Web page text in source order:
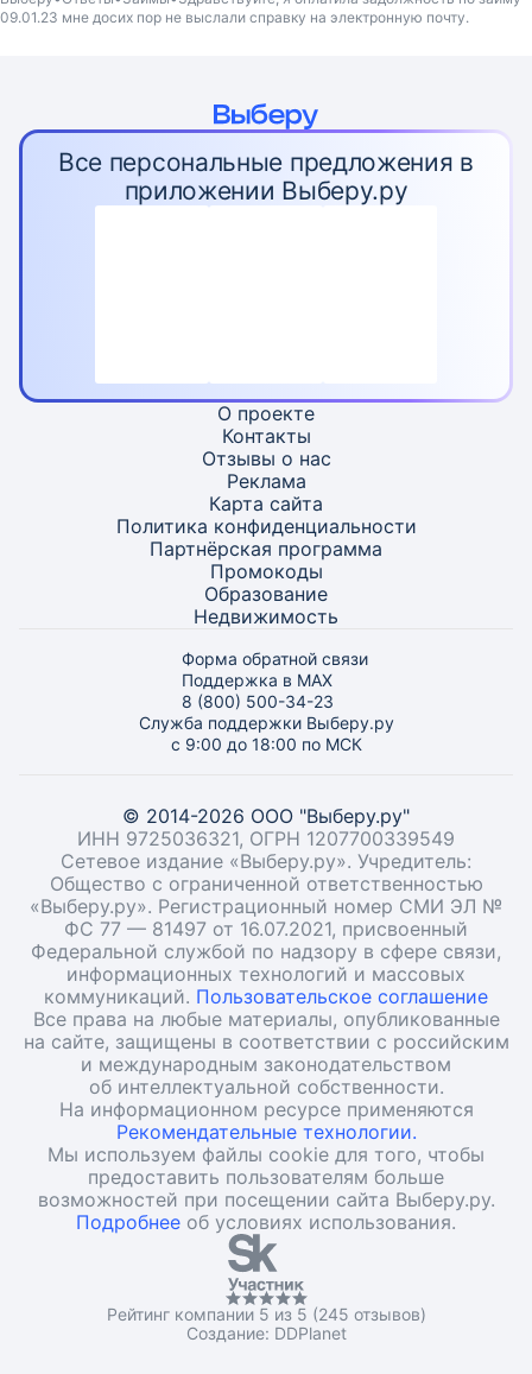
09.01.23 мне досих пор не выслали справку на электронную почту.
Все персональные предложения в
приложении Выберу.ру
О проекте
Контакты
Отзывы о нас
Реклама
Карта сайта
Политика конфиденциальности
Партнёрская программа
Промокоды
Образование
Недвижимость
Форма обратной связи
Поддержка в MAX
8 (800) 500-34-23
Служба поддержки Выберу.ру
с 9:00 до 18:00 по МСК
© 2014-2026 ООО "Выберу.ру"
ИНН 9725036321, ОГРН 1207700339549
Сетевое издание «Выберу.ру». Учредитель:
Общество с ограниченной ответственностью
«Выберу.ру». Регистрационный номер СМИ ЭЛ №
ФС 77 — 81497 от 16.07.2021, присвоенный
Федеральной службой по надзору в сфере связи,
информационных технологий и массовых
коммуникаций. Пользовательское соглашение
Все права на любые материалы, опубликованные
на сайте, защищены в соответствии с российским
и международным законодательством
об интеллектуальной собственности.
На информационном ресурсе применяются
Рекомендательные технологии.
Мы используем файлы cookie для того, чтобы
предоставить пользователям больше
возможностей при посещении сайта Выберу.ру.
Подробнее об условиях использования.
Рейтинг компании 5 из 5 (245 отзывов)
Создание: DDPlanet